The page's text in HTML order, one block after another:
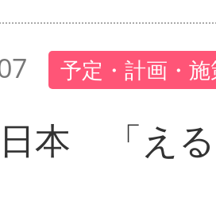
予定・計画・
日本 「え